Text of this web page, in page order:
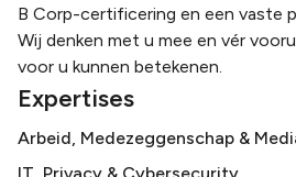
B Corp-certificering en een vaste
Wij denken met u mee en vér
voor u kunnen betekenen.
Expertises
Arbeid, Medezeggenschap &